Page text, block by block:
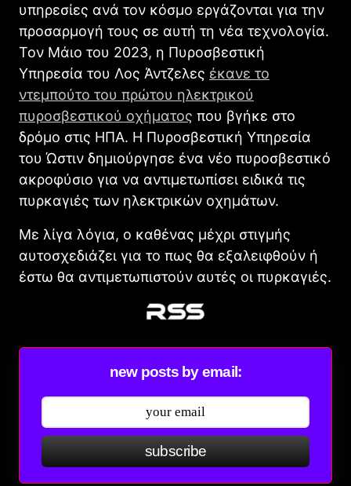
υπηρεσίες ανά τον κόσμο εργάζονται για την
προσαρμογή τους σε αυτή τη νέα τεχνολογία.
Τον Μάιο του 2023, η Πυροσβεστική
Υπηρεσία του Λος Άντζελες έκανε το
ντεμπούτο του πρώτου ηλεκτρικού
πυροσβεστικού οχήματος που βγήκε στο
δρόμο στις ΗΠΑ. Η Πυροσβεστική Υπηρεσία
του Ώστιν δημιούργησε ένα νέο πυροσβεστικό
ακροφύσιο για να αντιμετωπίσει ειδικά τις
πυρκαγιές των ηλεκτρικών οχημάτων.
Με λίγα λόγια, ο καθένας μέχρι στιγμής
αυτοσχεδιάζει για το πως θα εξαλειφθούν ή
έστω θα αντιμετωπιστούν αυτές οι πυρκαγιές.
new posts by email:
subscribe